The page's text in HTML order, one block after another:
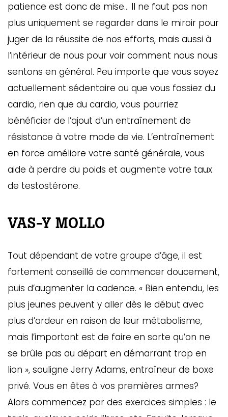
patience est donc de mise… Il ne faut pas non
plus uniquement se regarder dans le miroir pour
juger de la réussite de nos efforts, mais aussi à
l’intérieur de nous pour voir comment nous nous
sentons en général. Peu importe que vous soyez
actuellement sédentaire ou que vous fassiez du
cardio, rien que du cardio, vous pourriez
bénéficier de l’ajout d’un entraînement de
résistance à votre mode de vie. L’entraînement
en force améliore votre santé générale, vous
aide à perdre du poids et augmente votre taux
de testostérone.
VAS-Y MOLLO
Tout dépendant de votre groupe d’âge, il est
fortement conseillé de commencer doucement,
puis d’augmenter la cadence. « Bien entendu, les
plus jeunes peuvent y aller dès le début avec
plus d’ardeur en raison de leur métabolisme,
mais l’important est de faire en sorte qu’on ne
se brûle pas au départ en démarrant trop en
lion », souligne Jerry Adams, entraîneur de boxe
privé. Vous en êtes à vos premières armes?
Alors commencez par des exercices simples : le